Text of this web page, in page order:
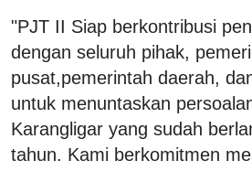
"PJT II Siap berkontribusi
dengan seluruh pihak,
pusat,pemerintah daerah,
untuk menuntaskan
Karangligar yang sudah
tahun. Kami berkomitmen